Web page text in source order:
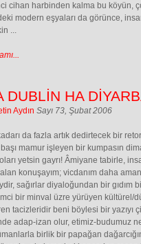
cihan harbinden kalma bu köyün,
modern eşyaları da görünce,
...
DUBLİN HA
Aydın Sayı 73, Şubat 2006
da fazla artık dedirtecek bir
mamur işleyen bir kumpasın
yetsin gayrı! Âmiyane tabirle,
konuşayım; vicdanım daha
sağırlar diyaloğundan bir gıdım
bir minval üzre yürüyen kültürel/
tacizleridir beni böylesi bir yazıyı
adap-izan olur, etimiz-budumuz
birlik bir papağan